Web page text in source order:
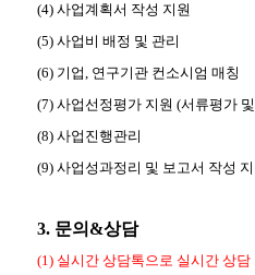
(4) 사업계획서 작성 지원
(5) 사업비 배정 및 관리
(6) 기업, 연구기관 컨소시엄 매칭
(7) 사업선정평가 지원 (서류평가
(8) 사업진행관리
(9) 사업성과정리 및 보고서 작성 지
3. 문의&상담
(1) 실시간 상담톡으로 실시간 상